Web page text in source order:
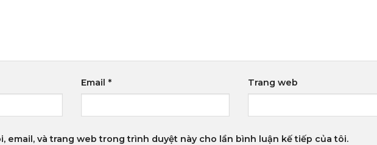
Email * Trang web
email, và trang web trong trình duyệt này cho lần bình luận kế tiếp của tôi.